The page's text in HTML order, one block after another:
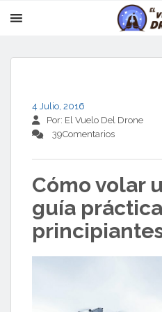
4 Julio, 2016
Por: El Vuelo Del Drone
39Comentarios
Cómo volar
guía